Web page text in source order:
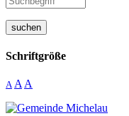
suchen
Schriftgröße
A A A